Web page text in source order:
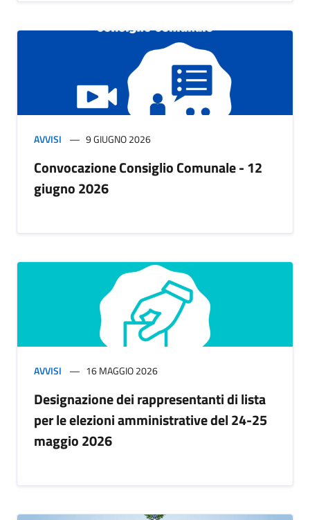
AVVISI 9 GIUGNO 2026
Convocazione Consiglio Comunale - 12
giugno 2026
AVVISI 16 MAGGIO 2026
Designazione dei rappresentanti di lista
per le elezioni amministrative del 24-25
maggio 2026